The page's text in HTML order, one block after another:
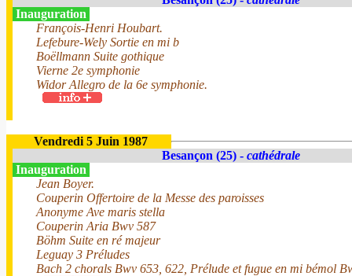
Inauguration
François-Henri Houbart.
Lefebure-Wely Sortie en mi b
Boëllmann Suite gothique
Vierne 2e symphonie
Widor Allegro de la 6e symphonie.
Vendredi 5 Juin 1987
Besançon (25) - cathédrale
Inauguration
Jean Boyer.
Couperin Offertoire de la Messe des paroisses
Anonyme Ave maris stella
Couperin Aria Bwv 587
Böhm Suite en ré majeur
Leguay 3 Préludes
Bach 2 chorals Bwv 653, 622, Prélude et fugue en mi bémol